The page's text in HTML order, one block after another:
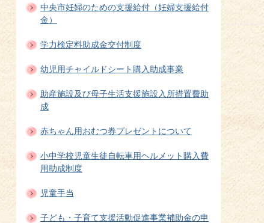
中央市妊婦のための支援給付（妊婦支援給付
金）
学力検定料助成金交付制度
幼児用チャイルドシート購入助成事業
助産施設及び母子生活支援施設入所措置費助
成
赤ちゃん用おむつ券プレゼントについて
小中学校児童生徒自転車用ヘルメット購入費
用助成制度
児童手当
子ども・子育て支援活動促進事業補助金の申